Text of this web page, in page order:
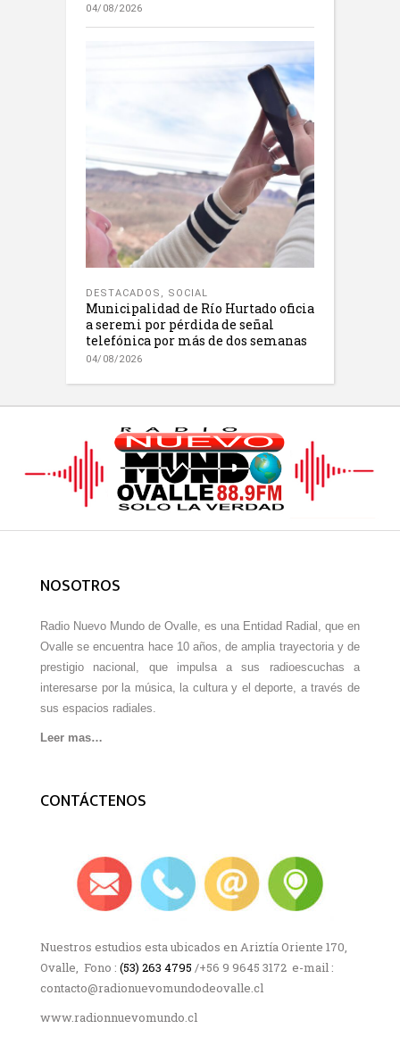
04/08/2026
DESTACADOS , SOCIAL
Municipalidad de Río Hurtado oficia
a seremi por pérdida de señal
telefónica por más de dos semanas
04/08/2026
NOSOTROS
Radio Nuevo Mundo de Ovalle, es una Entidad Radial, que en
Ovalle se encuentra hace 10 años, de amplia trayectoria y de
prestigio nacional, que impulsa a sus radioescuchas a
interesarse por la música, la cultura y el deporte, a través de
sus espacios radiales.
Leer mas…
CONTÁCTENOS
Nuestros estudios esta ubicados en Ariztía Oriente 170,
Ovalle, Fono : (53) 263 4795 /+56 9 9645 3172 e-mail :
contacto@radionuevomundodeovalle.cl
www.radionnuevomundo.cl